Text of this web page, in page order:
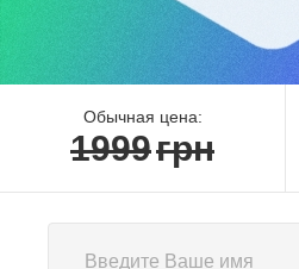
Обычная цена:
1999грн